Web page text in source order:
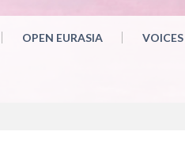
OPEN EURASIA